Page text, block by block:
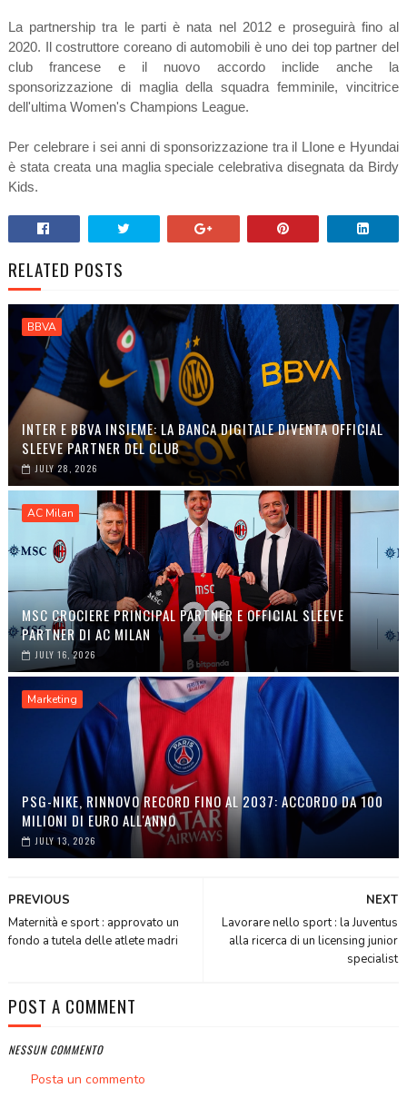
La partnership tra le parti è nata nel 2012 e proseguirà fino al
2020. Il costruttore coreano di automobili è uno dei top partner del
club francese e il nuovo accordo inclide anche la
sponsorizzazione di maglia della squadra femminile, vincitrice
dell'ultima Women's Champions League.
Per celebrare i sei anni di sponsorizzazione tra il LIone e Hyundai
è stata creata una maglia speciale celebrativa disegnata da Birdy
Kids.
RELATED POSTS
BBVA
INTER E BBVA INSIEME: LA BANCA DIGITALE DIVENTA OFFICIAL
SLEEVE PARTNER DEL CLUB
JULY 28, 2026
AC Milan
MSC CROCIERE PRINCIPAL PARTNER E OFFICIAL SLEEVE
PARTNER DI AC MILAN
JULY 16, 2026
Marketing
PSG-NIKE, RINNOVO RECORD FINO AL 2037: ACCORDO DA 100
MILIONI DI EURO ALL'ANNO
JULY 13, 2026
NEXT
Lavorare nello sport : la Juventus
alla ricerca di un licensing junior
specialist
PREVIOUS
Maternità e sport : approvato un
fondo a tutela delle atlete madri
POST A COMMENT
NESSUN COMMENTO
Posta un commento